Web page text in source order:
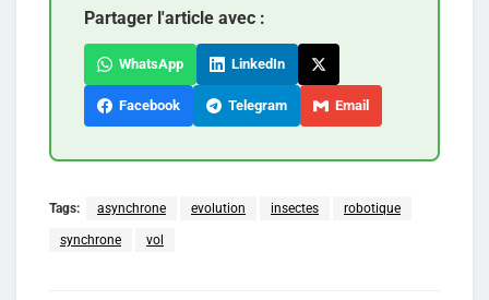
Partager l'article avec :
WhatsApp LinkedIn
Facebook Telegram Email
Tags: asynchrone evolution insectes robotique
synchrone vol